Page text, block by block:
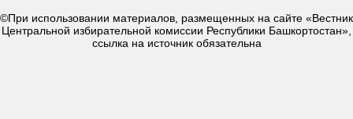
©При использовании материалов, размещенных на сайте «Вестник
Центральной избирательной комиссии Республики Башкортостан»,
ссылка на источник обязательна